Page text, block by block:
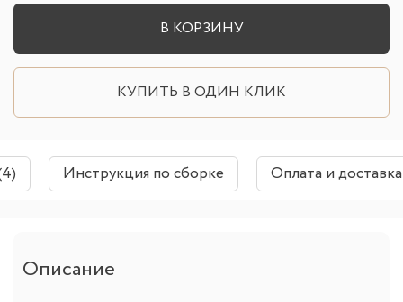
В КОРЗИНУ
КУПИТЬ В ОДИН КЛИК
Инструкция по сборке Оплата и доставка
Описание